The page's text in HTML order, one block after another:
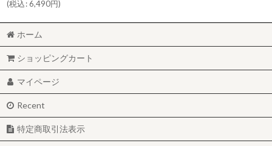
(税込:6,490円)
ホーム
ショッピングカート
マイページ
Recent
特定商取引法表示